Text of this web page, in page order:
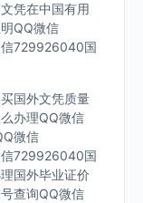
凭在中国有用
QQ微信
729926040国
国外文凭质量
办理QQ微信
微信
729926040国
国外毕业证价
查询QQ微信